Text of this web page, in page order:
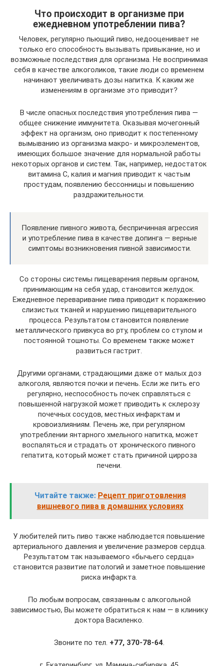
Что происходит в организме при
ежедневном употреблении пива?
Человек, регулярно пьющий пиво, недооценивает не
только его способность вызывать привыкание, но и
возможные последствия для организма. Не воспринимая
себя в качестве алкоголиков, такие люди со временем
начинают увеличивать дозы напитка. К каким же
изменениям в организме это приводит?
В числе опасных последствия употребления пива —
общее снижение иммунитета. Оказывая мочегонный
эффект на организм, оно приводит к постепенному
вымыванию из организма макро- и микроэлементов,
имеющих большое значение для нормальной работы
некоторых органов и систем. Так, например, недостаток
витамина С, калия и магния приводит к частым
простудам, появлению бессонницы и повышению
раздражительности.
Появление пивного живота, беспричинная агрессия
и употребление пива в качестве допинга — верные
симптомы возникновения пивной зависимости.
Со стороны системы пищеварения первым органом,
принимающим на себя удар, становится желудок.
Ежедневное переваривание пива приводит к поражению
слизистых тканей и нарушению пищеварительного
процесса. Результатом становится появление
металлического привкуса во рту, проблем со стулом и
постоянной тошноты. Со временем также может
развиться гастрит.
Другими органами, страдающими даже от малых доз
алкоголя, являются почки и печень. Если же пить его
регулярно, неспособность почек справляться с
повышенной нагрузкой может приводить к склерозу
почечных сосудов, местных инфарктам и
кровоизлияниям. Печень же, при регулярном
употреблении янтарного хмельного напитка, может
воспаляться и страдать от хронического пивного
гепатита, который может стать причиной цирроза
печени.
Читайте также: Рецепт приготовления
вишневого пива в домашних условиях
У любителей пить пиво также наблюдается повышение
артериального давления и увеличение размеров сердца.
Результатом так называемого «бычьего сердца»
становится развитие патологий и заметное повышение
риска инфаркта.
По любым вопросам, связанным с алкогольной
зависимостью, Вы можете обратиться к нам — в клинику
доктора Василенко.
Звоните по тел. +77, 370-78-64.